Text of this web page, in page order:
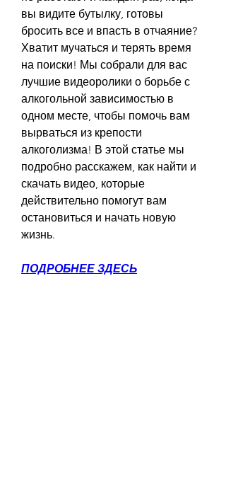
вы видите бутылку, готовы
бросить все и впасть в отчаяние?
Хватит мучаться и терять время
на поиски! Мы собрали для вас
лучшие видеоролики о борьбе с
алкогольной зависимостью в
одном месте, чтобы помочь вам
вырваться из крепости
алкоголизма! В этой статье мы
подробно расскажем, как найти и
скачать видео, которые
действительно помогут вам
остановиться и начать новую
жизнь.
ПОДРОБНЕЕ ЗДЕСЬ